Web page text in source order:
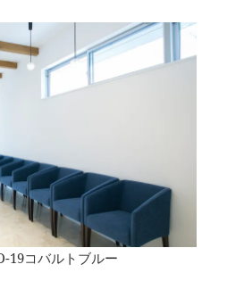
19コバルトブルー